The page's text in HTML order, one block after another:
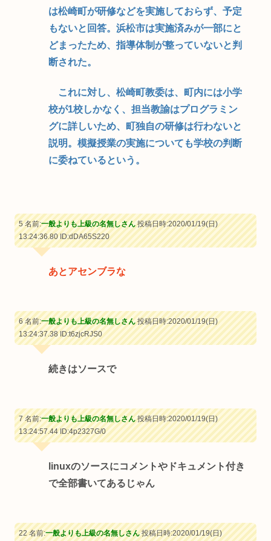
は松崎町が研修などを実施しておらず、予定
もないと回答。浜松市は実施済みが一部にと
どまったため、指導体制が整っていないと判
断された。
これに対し、松崎町教委は、町内には小学
校が1校しかなく、担当教諭はプログラミン
グに詳しいため、町独自の研修は行わないと
説明。模擬授業の実施についても学校の判断
に委ねているという。
5 名前:一般よりも上級の名無しさん投稿日時:2020/01/19(日)
13:24:36.80ID:dDA65S220
あとアセンブラな
6 名前:一般よりも上級の名無しさん投稿日時:2020/01/19(日)
13:24:37.38ID:t6zjcRJS0
続きはソースで
7 名前:一般よりも上級の名無しさん投稿日時:2020/01/19(日)
13:24:57.44ID:4p2327G/0
linuxのソースにコメントやドキュメント付き
で全部書いてあるじゃん
22 名前:一般よりも上級の名無しさん投稿日時:2020/01/19(日)